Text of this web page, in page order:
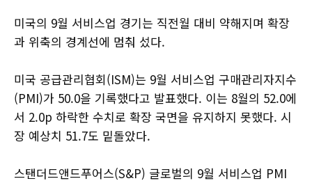
미국의 9월 서비스업 경기는 직전월 대비 약해지며 확장
과 위축의 경계선에 멈춰 섰다.
미국 공급관리협회(ISM)는 9월 서비스업 구매관리자지수
(PMI)가 50.0을 기록했다고 발표했다. 이는 8월의 52.0에
서 2.0p 하락한 수치로 확장 국면을 유지하지 못했다. 시
장 예상치 51.7도 밑돌았다.
스탠더드앤드푸어스(S&P) 글로벌의 9월 서비스업 PMI